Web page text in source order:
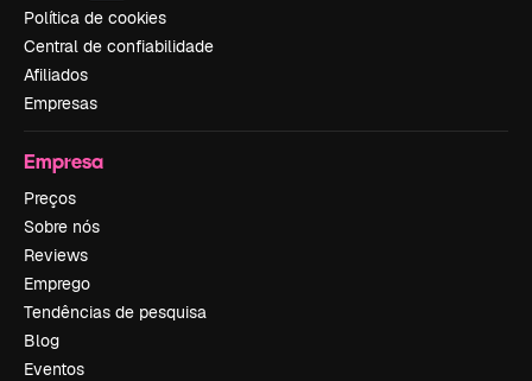
Política de cookies
Central de confiabilidade
Afiliados
Empresas
Empresa
Preços
Sobre nós
Reviews
Emprego
Tendências de pesquisa
Blog
Eventos